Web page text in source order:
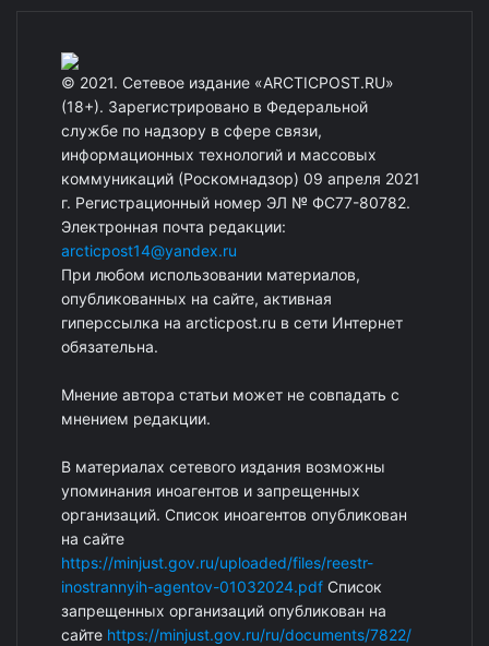
© 2021. Сетевое издание «ARCTICPOST.RU»
(18+). Зарегистрировано в Федеральной
службе по надзору в сфере связи,
информационных технологий и массовых
коммуникаций (Роскомнадзор) 09 апреля 2021
г. Регистрационный номер ЭЛ № ФС77-80782.
Электронная почта редакции:
arcticpost14@yandex.ru
При любом использовании материалов,
опубликованных на сайте, активная
гиперссылка на arcticpost.ru в сети Интернет
обязательна.
Мнение автора статьи может не совпадать с
мнением редакции.
В материалах сетевого издания возможны
упоминания иноагентов и запрещенных
организаций. Список иноагентов опубликован
на сайте
https://minjust.gov.ru/uploaded/files/reestr-
inostrannyih-agentov-01032024.pdf Список
запрещенных организаций опубликован на
сайте https://minjust.gov.ru/ru/documents/7822/